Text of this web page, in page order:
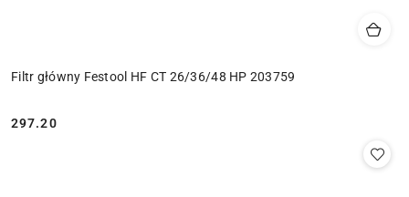
Filtr główny Festool HF CT 26/36/48 HP 203759
Cena:
297.20